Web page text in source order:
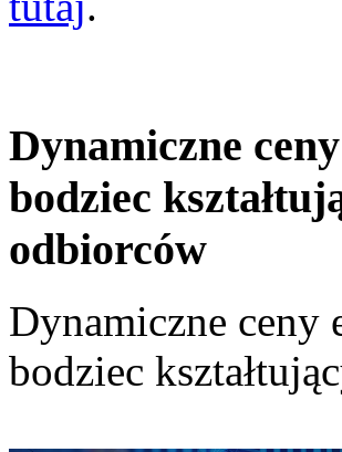
Dynamiczne
bodziec
odbiorców
Dynamiczne
bodziec